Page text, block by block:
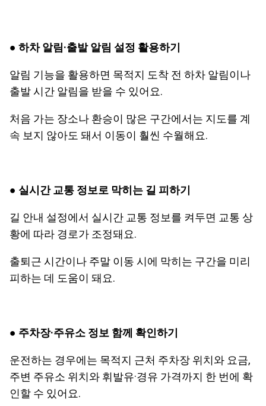
● 하차 알림·출발 알림 설정 활용하기
알림 기능을 활용하면 목적지 도착 전 하차 알림이나
출발 시간 알림을 받을 수 있어요.
처음 가는 장소나 환승이 많은 구간에서는 지도를 계
속 보지 않아도 돼서 이동이 훨씬 수월해요.
● 실시간 교통 정보로 막히는 길 피하기
길 안내 설정에서 실시간 교통 정보를 켜두면 교통 상
황에 따라 경로가 조정돼요.
출퇴근 시간이나 주말 이동 시에 막히는 구간을 미리
피하는 데 도움이 돼요.
● 주차장·주유소 정보 함께 확인하기
운전하는 경우에는 목적지 근처 주차장 위치와 요금,
주변 주유소 위치와 휘발유·경유 가격까지 한 번에 확
인할 수 있어요.